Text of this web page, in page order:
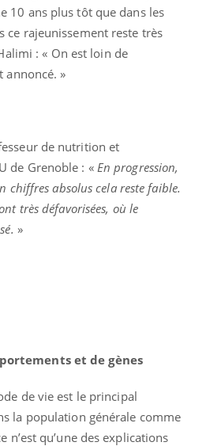
10 ans plus tôt que dans les
ce rajeunissement reste très
: « On est loin de
annoncé. »
de nutrition et
de Grenoble : « En progression,
chiffres absolus cela reste faible.
très défavorisées, où le
»
et de gènes
de vie est le principal
la population générale comme
n’est qu’une des explications